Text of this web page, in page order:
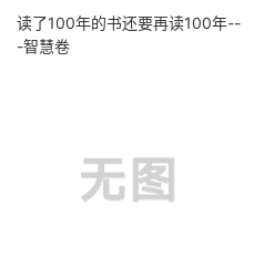
读了100年的书还要再读100年--
-智慧卷